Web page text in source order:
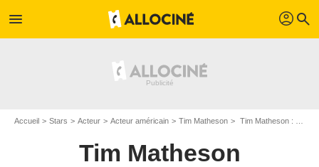
menu profil search
Accueil Stars Acteur Acteur américain Tim Matheson Tim Matheson : Films et séries online
Tim Matheson